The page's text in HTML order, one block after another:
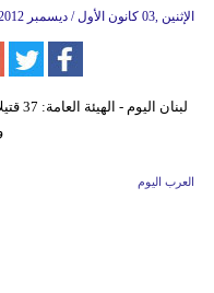
11:11 2012 الإثنين ,03 كانون الأول / ديسمبر
العرب اليوم